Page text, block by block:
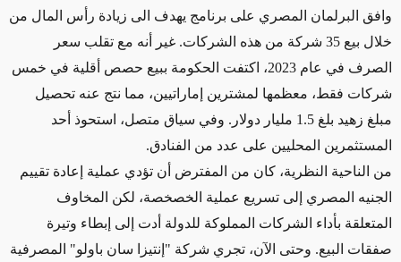
وافق البرلمان المصري على برنامج يهدف الى زيادة رأس المال من
خلال بيع 35 شركة من هذه الشركات. غير أنه مع تقلب سعر
الصرف في عام 2023، اكتفت الحكومة ببيع حصص أقلية في خمس
شركات فقط، معظمها لمشترين إماراتيين، مما نتج عنه تحصيل
مبلغ زهيد بلغ 1.5 مليار دولار. وفي سياق متصل، استحوذ أحد
المستثمرين المحليين على عدد من الفنادق.
من الناحية النظرية، كان من المفترض أن تؤدي عملية إعادة تقييم
الجنيه المصري إلى تسريع عملية الخصخصة، لكن المخاوف
المتعلقة بأداء الشركات المملوكة للدولة أدت إلى إبطاء وتيرة
صفقات البيع. وحتى الآن، تجري شركة "إنتيزا سان باولو" المصرفية